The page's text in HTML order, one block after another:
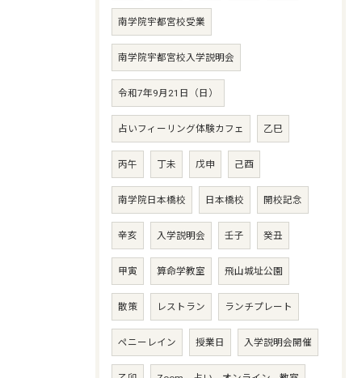
南学院宇都宮校受業
南学院宇都宮校入学説明会
令和7年9月21日（日）
占いフィーリング体験カフェ 乙巳
丙午 丁未 戊申 己酉
南学院日本橋校 日本橋校 開校記念
辛亥 入学説明会 壬子 癸丑
甲寅 算命学教室 飛山城址公園
散策 レストラン ランチプレート
ペニーレイン 授業日 入学説明会開催